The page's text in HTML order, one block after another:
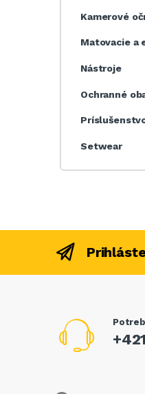
Kamerové
Matovacie a
Nástroje
Ochranné
Setwear